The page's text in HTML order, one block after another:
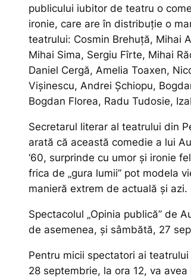
publicului iubitor de teatru o
ironie, care are în distribuție o
teatrului: Cosmin Brehuță, Mihai
Mihai Sima, Sergiu Fîrte, Mihai
Daniel Cergă, Amelia Toaxen,
Vișinescu, Andrei Șchiopu,
Bogdan Florea, Radu Tudosie,
Secretarul literar al teatrului din
arată că această comedie a lui
‘60, surprinde cu umor și ironie
frica de „gura lumii” pot modela
manieră extrem de actuală și azi.
Spectacolul „Opinia publică” de
de asemenea, și sâmbătă, 27
Pentru micii spectatori ai
28 septembrie, la ora 12, va